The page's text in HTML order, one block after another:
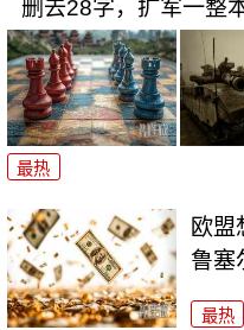
删去28字，扩军一整
最热
欧盟
鲁塞
最热